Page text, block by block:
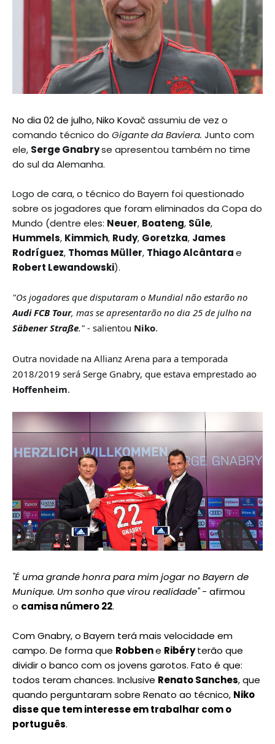
No dia 02 de julho, Niko Kovač assumiu de vez o
comando técnico do Gigante da Baviera. Junto com
ele, Serge Gnabry se apresentou também no time
do sul da Alemanha.
Logo de cara, o técnico do Bayern foi questionado
sobre os jogadores que foram eliminados da Copa do
Mundo (dentre eles: Neuer, Boateng, Süle
Hummels, Kimmich, Rudy, Goretzka, James
Rodríguez, Thomas Müller, Thiago Alcântara
Robert Lewandowski).
Audi FCB Tour
Säbener Straße." - salientou Niko.
Outra novidade na Allianz Arena para a temporada
Hoffenheim.
"É uma grande honra para mim jogar no Bayern de
Munique. Um sonho que virou realidade"- afirmou
o camisa número 22.
Com Gnabry, o Bayern terá mais velocidade em
campo. De forma que Robbene Ribéryterão que
dividir o banco com os jovens garotos. Fato é que:
todos teram chances. Inclusive Renato Sanches, que
quando perguntaram sobre Renato ao técnico, Niko
disse que tem interesse em trabalhar com o
português.